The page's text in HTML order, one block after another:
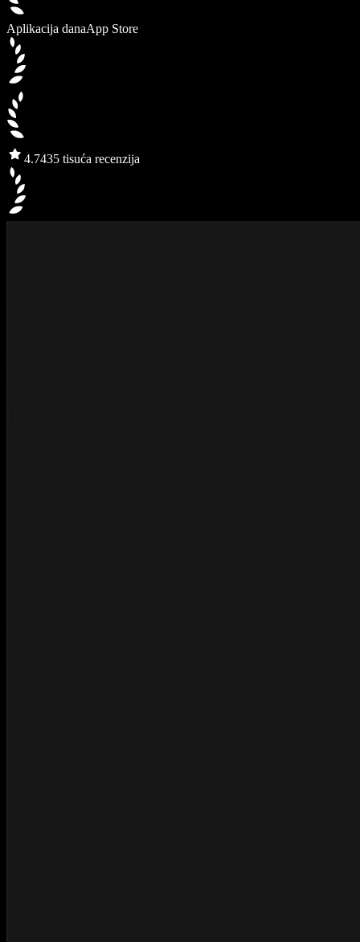
Aplikacija danaApp Store
4.7435 tisuća recenzija